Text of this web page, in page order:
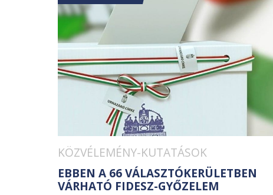
KÖZVÉLEMÉNY-KUTATÁSOK
EBBEN A 66 VÁLASZTÓKERÜLETBEN
VÁRHATÓ FIDESZ-GYŐZELEM